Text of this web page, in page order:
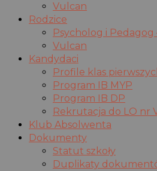
Vulcan
Rodzice
Psycholog i Pedagog
Vulcan
Kandydaci
Profile klas
Program IB MYP
Program IB DP
Rekrutacja do LO nr
Klub Absolwenta
Dokumenty
Statut szkoły
Duplikaty